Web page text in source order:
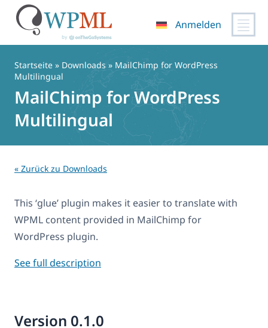
Inhalt
springen
Anmelden
Startseite » Downloads » MailChimp for WordPress
Multilingual
MailChimp for WordPress
Multilingual
« Zurück zu Downloads
This ‘glue’ plugin makes it easier to translate with
WPML content provided in MailChimp for
WordPress plugin.
See full description
Version 0.1.0